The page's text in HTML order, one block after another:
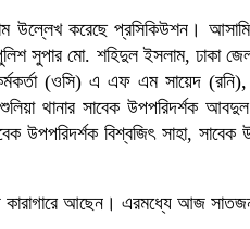
উল্লেখ করেছে প্রসিকিউশন।
সুপার মো. শহিদুল ইসলাম, ঢাকা
(ওসি) এ এফ এম সায়েদ (রনি),
থানার সাবেক উপপরিদর্শক
উপপরিদর্শক বিশ্বজিৎ সাহা, সাবেক
আছেন। এরমধ্যে আজ